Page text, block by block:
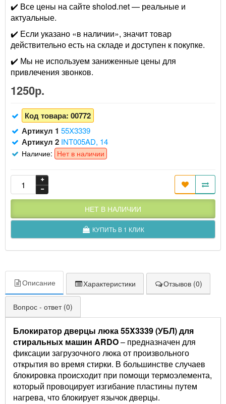
✔️ Все цены на сайте sholod.net — реальные и
актуальные.
✔️ Если указано «в наличии», значит товар
действительно есть на складе и доступен к покупке.
✔️ Мы не используем заниженные цены для
привлечения звонков.
1250р.
Код товара: 00772
Артикул 1 55X3339
Артикул 2 INT005AD, 14
Наличие: Нет в наличии
НЕТ В НАЛИЧИИ
КУПИТЬ В 1 КЛИК
Описание Характеристики Отзывов (0)
Вопрос - ответ (0)
Блокиратор дверцы люка 55X3339 (УБЛ) для
стиральных машин ARDO– предназначен для
фиксации загрузочного люка от произвольного
открытия во время стирки. В большинстве случаев
блокировка происходит при помощи термоэлемента,
который провоцирует изгибание пластины путем
нагрева, что блокирует язычок дверцы.